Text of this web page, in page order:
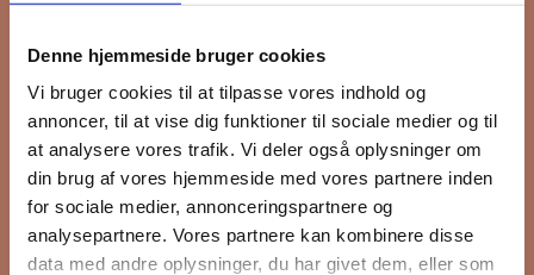
Denne hjemmeside bruger cookies
Vi bruger cookies til at tilpasse vores indhold og
annoncer, til at vise dig funktioner til sociale medier og til
at analysere vores trafik. Vi deler også oplysninger om
din brug af vores hjemmeside med vores partnere inden
for sociale medier, annonceringspartnere og
analysepartnere. Vores partnere kan kombinere disse
data med andre oplysninger, du har givet dem, eller som
nyhedsbrev
Hold dig opdateret på hvad der sker
på Grønttorvet. I vores nyhedsbrev
sender vi blandt andet invitation til